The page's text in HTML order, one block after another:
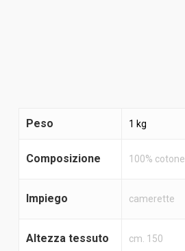
Peso 1 kg
Composizione 100% cotone
Impiego camerette
Altezza tessuto cm. 150